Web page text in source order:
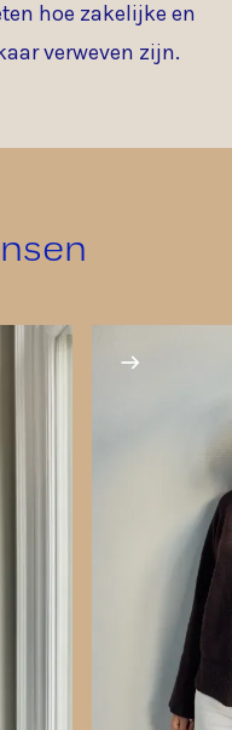
hoe zakelijke en
verweven zijn.